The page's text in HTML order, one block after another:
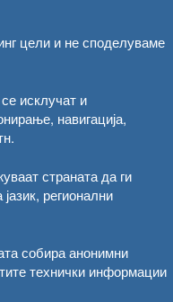
цели и не споделуваме
исклучат и
навигација,
страната да ги
регионални
собира анонимни
технички информации